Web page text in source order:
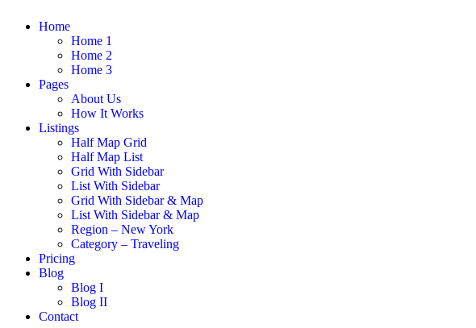
Home
Home 1
Home 2
Home 3
Pages
About Us
How It Works
Listings
Half Map Grid
Half Map List
Grid With Sidebar
List With Sidebar
Grid With Sidebar & Map
List With Sidebar & Map
Region – New York
Category – Traveling
Pricing
Blog
Blog I
Blog II
Contact